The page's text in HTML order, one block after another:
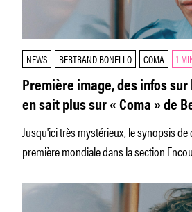
NEWS BERTRAND BONELLO COMA 1
Première image, des infos sur
en sait plus sur « Coma » de
Jusqu'ici très mystérieux, le synopsis de
première mondiale dans la section